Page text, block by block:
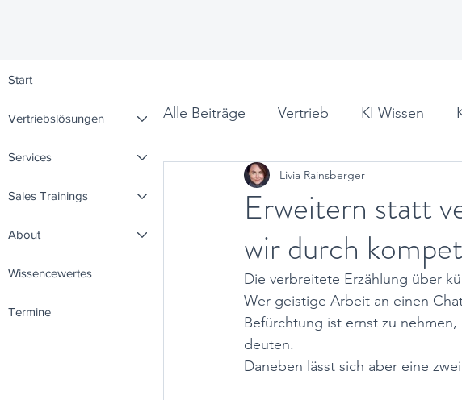
Start
Vertriebslösungen
Services
Sales Trainings
About
Wissencewertes
Termine
Alle Beiträge Vertrieb KI Wissen
Leadership Denkpunkt
Erweitern statt
wir durch
Livia Rainsberger
Die verbreitete Erzählung über
Wer geistige Arbeit an einen
Befürchtung ist ernst zu
deuten.
Daneben lässt sich aber eine